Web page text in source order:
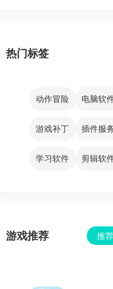
热门标签
动作冒险 电脑软
游戏补丁 插件服
学习软件 剪辑软
游戏推荐 推荐